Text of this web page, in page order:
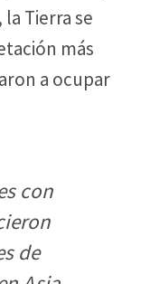
Tierra se
más
a ocupar
con
de